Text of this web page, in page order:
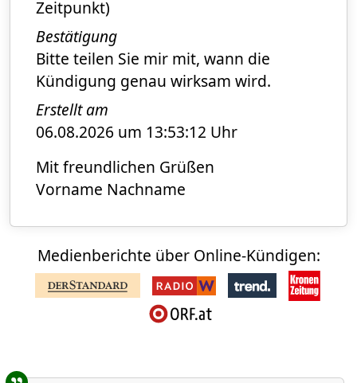
Zeitpunkt)
Bestätigung
Bitte teilen Sie mir mit, wann die
Kündigung genau wirksam wird.
Erstellt am
06.08.2026 um 13:53:12 Uhr
Mit freundlichen Grüßen
Vorname Nachname
Medienberichte über Online-Kündigen: